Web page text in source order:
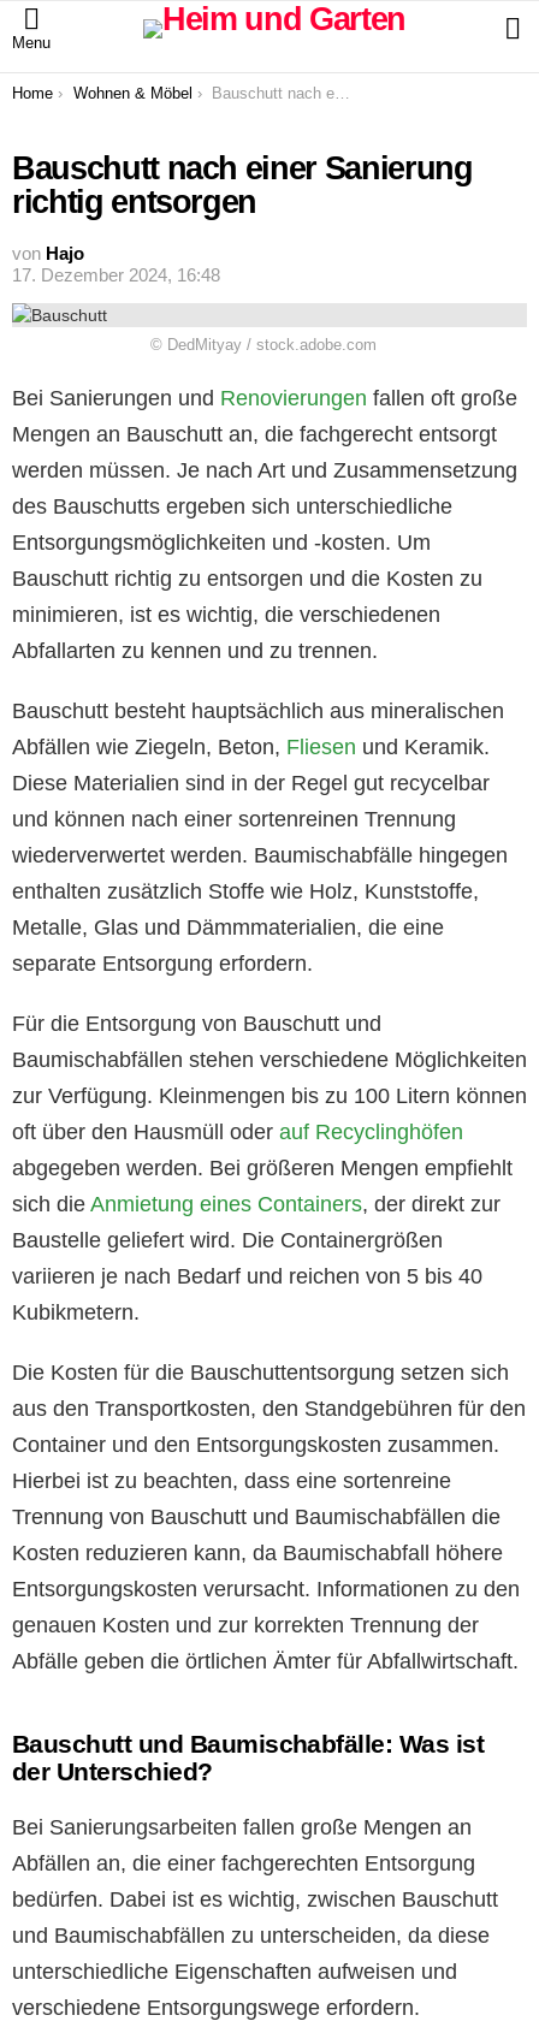
Menu
You are here:
Home Wohnen & Möbel Bauschutt nach einer Sanierung richtig entsorgen
Bauschutt nach einer Sanierung
richtig entsorgen
von Hajo
17. Dezember 2024, 16:48
© DedMityay / stock.adobe.com
Bei Sanierungen und Renovierungen fallen oft große
Mengen an Bauschutt an, die fachgerecht entsorgt
werden müssen. Je nach Art und Zusammensetzung
des Bauschutts ergeben sich unterschiedliche
Entsorgungsmöglichkeiten und -kosten. Um
Bauschutt richtig zu entsorgen und die Kosten zu
minimieren, ist es wichtig, die verschiedenen
Abfallarten zu kennen und zu trennen.
Bauschutt besteht hauptsächlich aus mineralischen
Abfällen wie Ziegeln, Beton, Fliesen und Keramik.
Diese Materialien sind in der Regel gut recycelbar
und können nach einer sortenreinen Trennung
wiederverwertet werden. Baumischabfälle hingegen
enthalten zusätzlich Stoffe wie Holz, Kunststoffe,
Metalle, Glas und Dämmmaterialien, die eine
separate Entsorgung erfordern.
Für die Entsorgung von Bauschutt und
Baumischabfällen stehen verschiedene Möglichkeiten
zur Verfügung. Kleinmengen bis zu 100 Litern können
oft über den Hausmüll oder auf Recyclinghöfen
abgegeben werden. Bei größeren Mengen empfiehlt
sich die Anmietung eines Containers, der direkt zur
Baustelle geliefert wird. Die Containergrößen
variieren je nach Bedarf und reichen von 5 bis 40
Kubikmetern.
Die Kosten für die Bauschuttentsorgung setzen sich
aus den Transportkosten, den Standgebühren für den
Container und den Entsorgungskosten zusammen.
Hierbei ist zu beachten, dass eine sortenreine
Trennung von Bauschutt und Baumischabfällen die
Kosten reduzieren kann, da Baumischabfall höhere
Entsorgungskosten verursacht. Informationen zu den
genauen Kosten und zur korrekten Trennung der
Abfälle geben die örtlichen Ämter für Abfallwirtschaft.
Bauschutt und Baumischabfälle: Was ist
der Unterschied?
Bei Sanierungsarbeiten fallen große Mengen an
Abfällen an, die einer fachgerechten Entsorgung
bedürfen. Dabei ist es wichtig, zwischen Bauschutt
und Baumischabfällen zu unterscheiden, da diese
unterschiedliche Eigenschaften aufweisen und
verschiedene Entsorgungswege erfordern.